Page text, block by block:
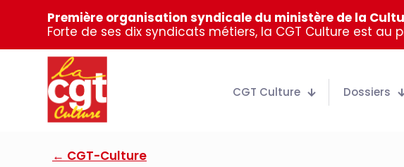
Première organisation syndicale du ministère de la
Forte de ses dix syndicats métiers, la CGT Culture est au
CGT Culture Dossiers
← CGT-Culture